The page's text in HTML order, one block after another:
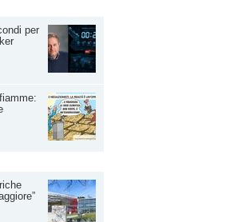
per